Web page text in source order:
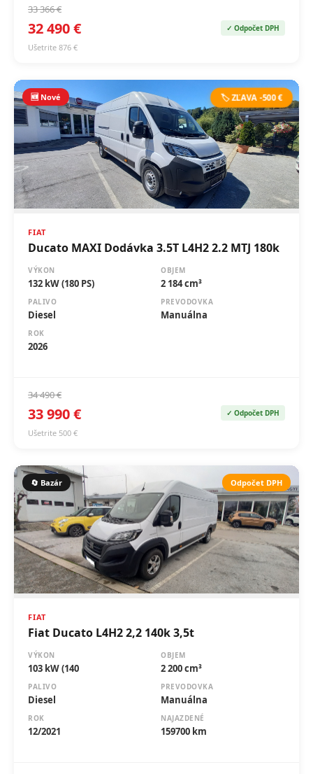
33 366 €
32 490 €
Ušetrite 876 €
✓ Odpočet DPH
🆕 Nové 🏷️ ZĽAVA -500 €
FIAT
Ducato MAXI Dodávka 3.5T L4H2 2.2 MTJ 180k
VÝKON
132 kW (180 PS)
OBJEM
2 184 cm³
PALIVO
Diesel
PREVODOVKA
Manuálna
ROK
2026
34 490 €
33 990 €
Ušetrite 500 €
✓ Odpočet DPH
🔄 Bazár Odpočet DPH
FIAT
Fiat Ducato L4H2 2,2 140k 3,5t
VÝKON
103 kW (140
OBJEM
2 200 cm³
PALIVO
Diesel
PREVODOVKA
Manuálna
ROK
12/2021
NAJAZDENÉ
159700 km